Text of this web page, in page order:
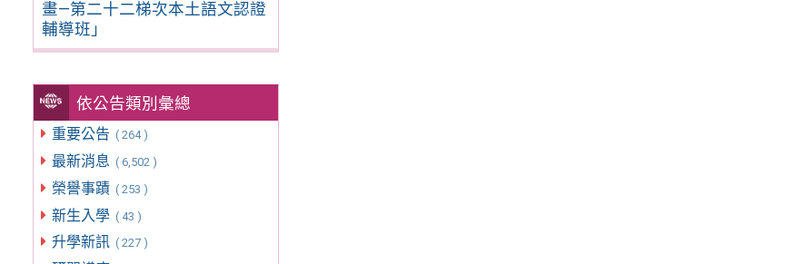
畫—第二十二梯次本土語文認證
輔導班」
依公告類別彙總
重要公告 ( 264 )
最新消息 ( 6,502 )
榮譽事蹟 ( 253 )
新生入學 ( 43 )
升學新訊 ( 227 )